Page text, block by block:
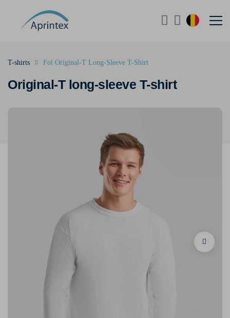
Original-T long-sleeve T-shirt
T-shirts Fol Original-T Long-Sleeve T-Shirt